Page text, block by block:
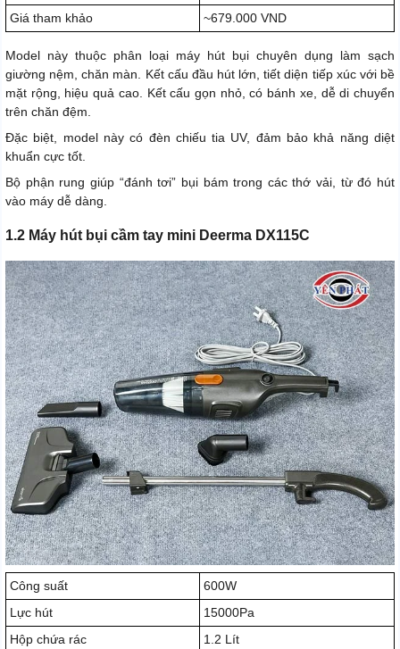
Giá tham khảo
~679.000 VND
Model này thuộc phân loại máy hút bụi chuyên dụng làm sạch
giường nệm, chăn màn. Kết cấu đầu hút lớn, tiết diện tiếp xúc với bề
mặt rộng, hiệu quả cao. Kết cấu gọn nhỏ, có bánh xe, dễ di chuyển
trên chăn đệm.
Đặc biệt, model này có đèn chiếu tia UV, đảm bảo khả năng diệt
khuẩn cực tốt.
Bộ phận rung giúp “đánh tơi” bụi bám trong các thớ vải, từ đó hút
vào máy dễ dàng.
1.2 Máy hút bụi cầm tay mini Deerma DX115C
Công suất
600W
Lực hút
15000Pa
Hộp chứa rác
1.2 Lít